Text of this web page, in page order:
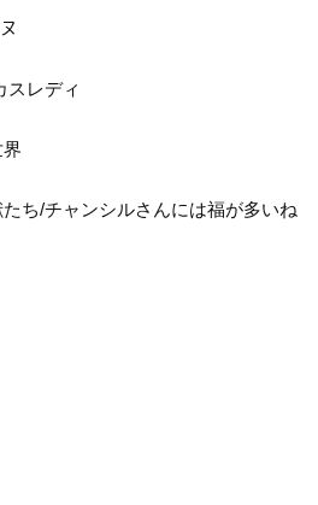
スレディ
ち/チャンシルさんには福が多いね